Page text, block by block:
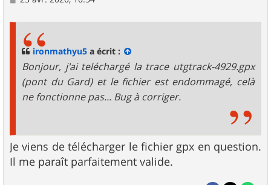
ironmathyu5 a écrit :
Bonjour, j'ai teléchargé la trace utgtrack-4929.gpx
(pont du Gard) et le fichier est endommagé, celà
ne fonctionne pas... Bug à corriger.
Je viens de télécharger le fichier gpx en question.
Il me paraît parfaitement valide.